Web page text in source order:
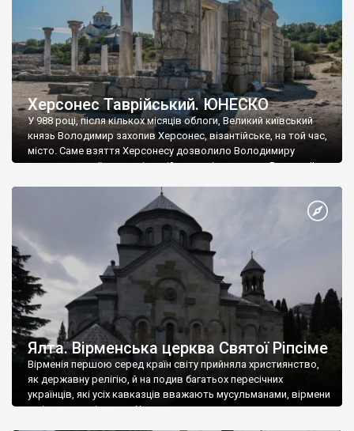
Херсонес Таврійський. ЮНЕСКО
У 988 році, після кількох місяців облоги, Великий київський
князь Володимир захопив Херсонес, візантійське, на той час,
місто. Саме взяття Херсонесу дозволило Володимиру
диктувати свої умови візантійському імператору Василю ІІ, та
Херсонесі Володимир-язичник, став Василем-християнином.
А потім було Хрещення Русі. На честь Херсонесу Таврійського
Ялта. Вірменська церква Святої Ріпсіме
Вірменія першою серед країн світу прийняла християнство,
як державну релігію, й на подив багатьох пересічних
українців, які усіх кавказців вважають мусульманами, вірмени
є відданими вірянами Христа